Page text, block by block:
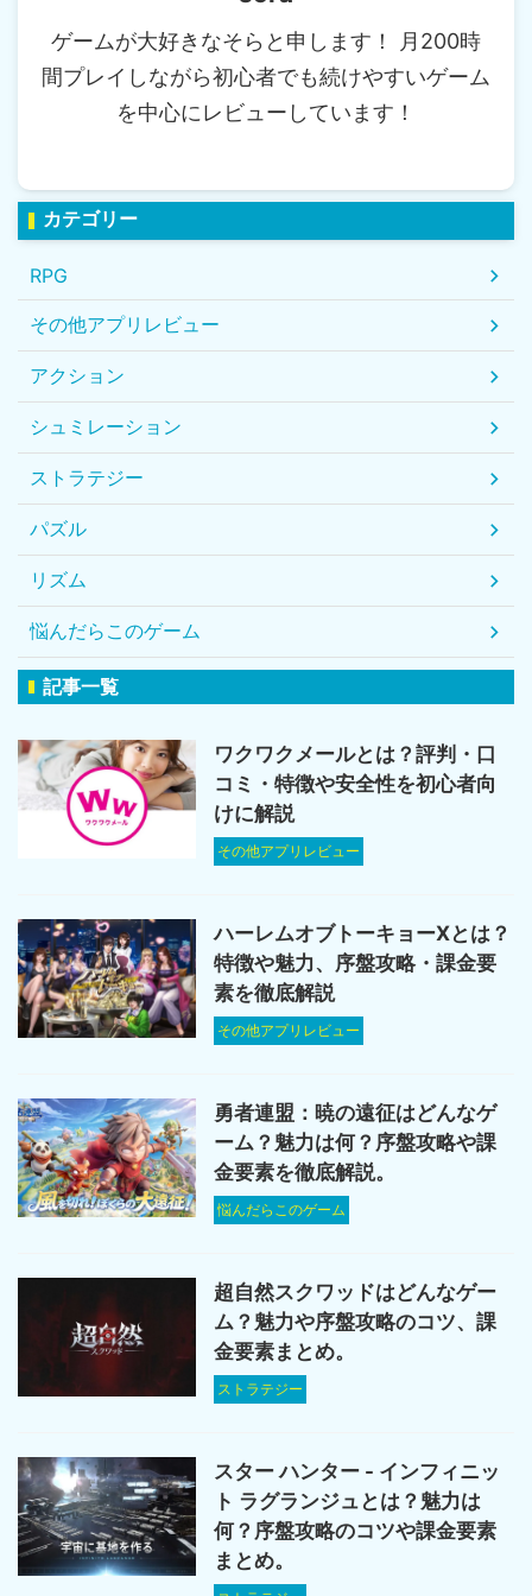
ゲームが大好きなそらと申します！ 月200時
間プレイしながら初心者でも続けやすいゲーム
を中心にレビューしています！
カテゴリー
RPG
その他アプリレビュー
アクション
シュミレーション
ストラテジー
パズル
リズム
悩んだらこのゲーム
記事一覧
ワクワクメールとは？評判・口
コミ・特徴や安全性を初心者向
けに解説
その他アプリレビュー
ハーレムオブトーキョーXとは？
特徴や魅力、序盤攻略・課金要
素を徹底解説
その他アプリレビュー
勇者連盟：暁の遠征はどんなゲ
ーム？魅力は何？序盤攻略や課
金要素を徹底解説。
悩んだらこのゲーム
超自然スクワッドはどんなゲー
ム？魅力や序盤攻略のコツ、課
金要素まとめ。
ストラテジー
スター ハンター - インフィニッ
ト ラグランジュとは？魅力は
何？序盤攻略のコツや課金要素
まとめ。